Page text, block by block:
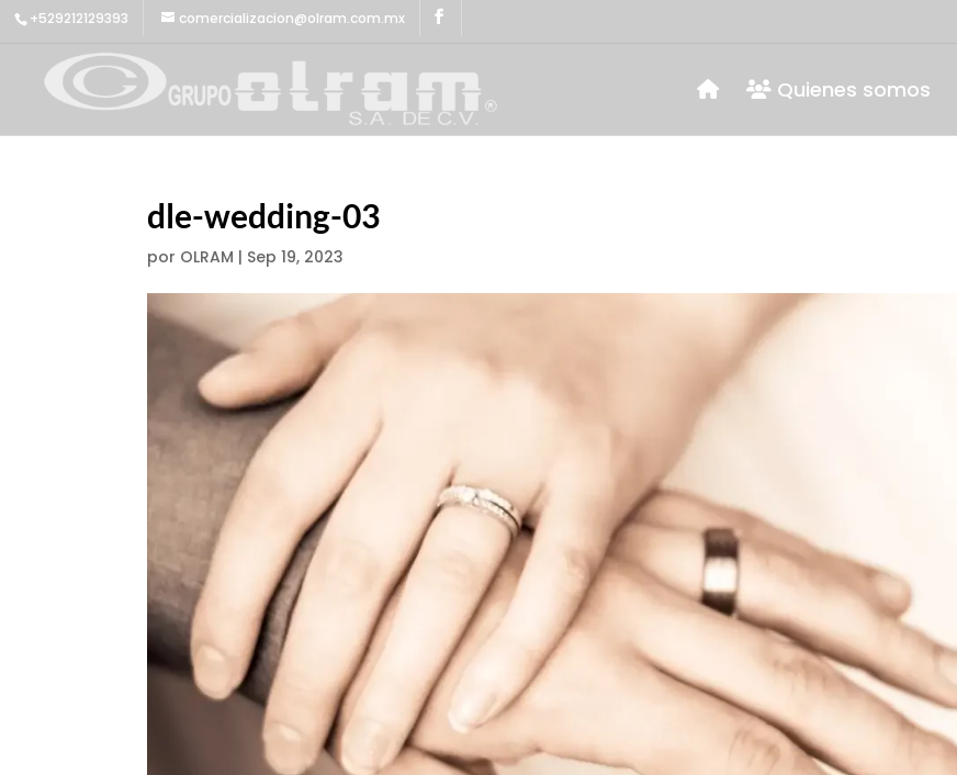
+529212129393 comercializacion@olram.com.mx
Quienes somos
dle-wedding-03
por OLRAM | Sep 19, 2023